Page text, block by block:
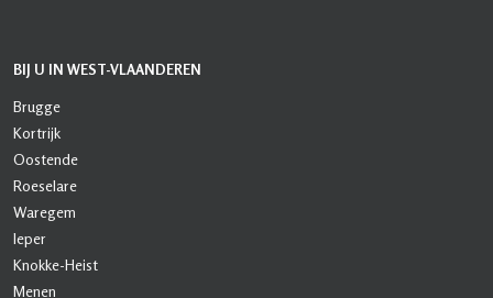
BIJ U IN WEST-VLAANDEREN
Brugge
Kortrijk
Oostende
Roeselare
Waregem
Ieper
Knokke-Heist
Menen